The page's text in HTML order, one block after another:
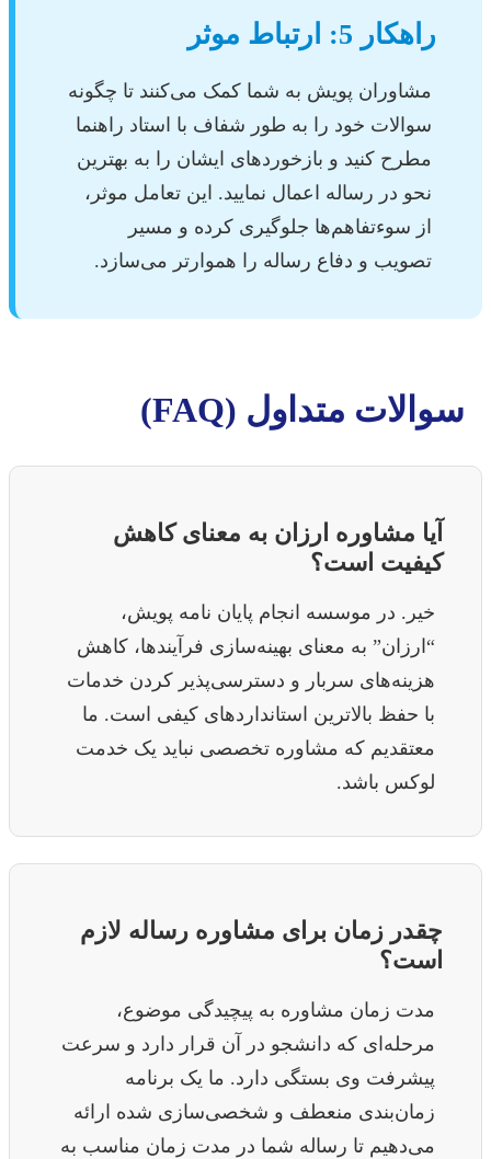
راهکار 5: ارتباط موثر
مشاوران پویش به شما کمک می‌کنند تا چگونه
سوالات خود را به طور شفاف با استاد راهنما
مطرح کنید و بازخوردهای ایشان را به بهترین
نحو در رساله اعمال نمایید. این تعامل موثر،
از سوءتفاهم‌ها جلوگیری کرده و مسیر
تصویب و دفاع رساله را هموارتر می‌سازد.
سوالات متداول (FAQ)
آیا مشاوره ارزان به معنای کاهش
کیفیت است؟
خیر. در موسسه انجام پایان نامه پویش،
“ارزان” به معنای بهینه‌سازی فرآیندها، کاهش
هزینه‌های سربار و دسترسی‌پذیر کردن خدمات
با حفظ بالاترین استانداردهای کیفی است. ما
معتقدیم که مشاوره تخصصی نباید یک خدمت
لوکس باشد.
چقدر زمان برای مشاوره رساله لازم
است؟
مدت زمان مشاوره به پیچیدگی موضوع،
مرحله‌ای که دانشجو در آن قرار دارد و سرعت
پیشرفت وی بستگی دارد. ما یک برنامه
زمان‌بندی منعطف و شخصی‌سازی شده ارائه
می‌دهیم تا رساله شما در مدت زمان مناسب به